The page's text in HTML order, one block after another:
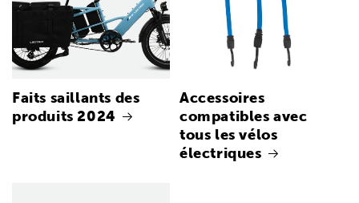
Faits saillants des
produits 2024
Accessoires
compatibles avec
tous les vélos
électriques